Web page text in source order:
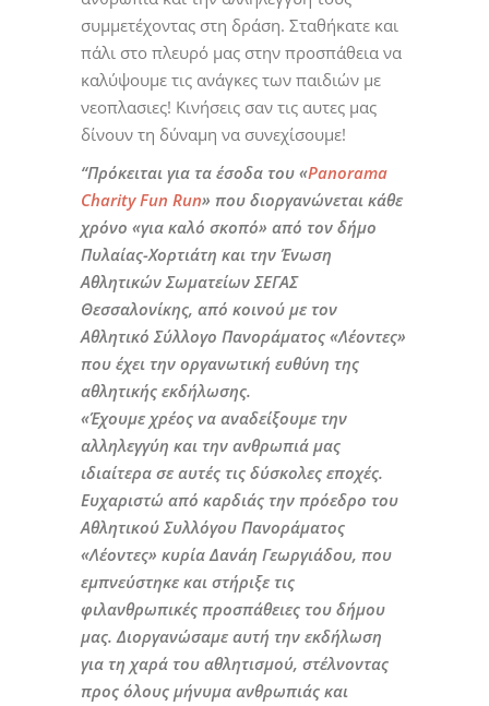
συμμετέχοντας στη δράση. Σταθήκατε και
πάλι στο πλευρό μας στην προσπάθεια να
καλύψουμε τις ανάγκες των παιδιών με
νεοπλασιες! Κινήσεις σαν τις αυτες μας
δίνουν τη δύναμη να συνεχίσουμε!
“Πρόκειται για τα έσοδα του «Panorama
Charity Fun Run» που διοργανώνεται κάθε
χρόνο «για καλό σκοπό» από τον δήμο
Πυλαίας-Χορτιάτη και την Ένωση
Αθλητικών Σωματείων ΣΕΓΑΣ
Θεσσαλονίκης, από κοινού με τον
Αθλητικό Σύλλογο Πανοράματος «Λέοντες»
που έχει την οργανωτική ευθύνη της
αθλητικής εκδήλωσης.
«Έχουμε χρέος να αναδείξουμε την
αλληλεγγύη και την ανθρωπιά μας
ιδιαίτερα σε αυτές τις δύσκολες εποχές.
Ευχαριστώ από καρδιάς την πρόεδρο του
Αθλητικού Συλλόγου Πανοράματος
«Λέοντες» κυρία Δανάη Γεωργιάδου, που
εμπνεύστηκε και στήριξε τις
φιλανθρωπικές προσπάθειες του δήμου
μας. Διοργανώσαμε αυτή την εκδήλωση
για τη χαρά του αθλητισμού, στέλνοντας
προς όλους μήνυμα ανθρωπιάς και